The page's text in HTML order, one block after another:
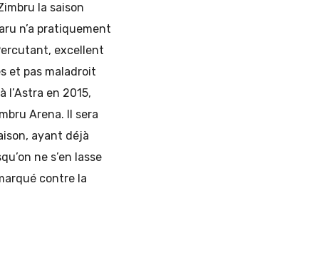
la saison
n’a pratiquement
excellent
et pas maladroit
l’Astra en 2015,
Arena. Il sera
ayant déjà
ne s’en lasse
contre la